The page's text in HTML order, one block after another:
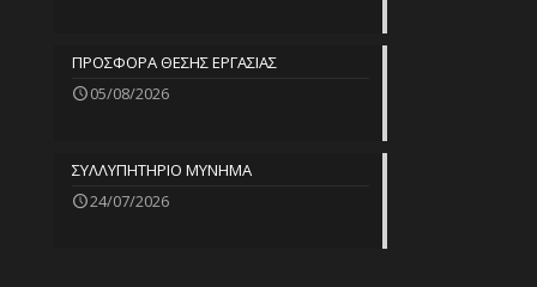
ΠΡΟΣΦΟΡΑ ΘΕΣΗΣ ΕΡΓΑΣΙΑΣ
05/08/2026
ΣΥΛΛΥΠΗΤΗΡΙΟ ΜΥΝΗΜΑ
24/07/2026